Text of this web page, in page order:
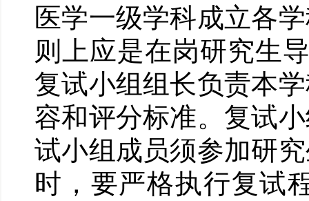
医学一级学科成立各
则上应是在岗研究生
复试小组组长负责本
容和评分标准。复试
试小组成员须参加研
时，要严格执行复试